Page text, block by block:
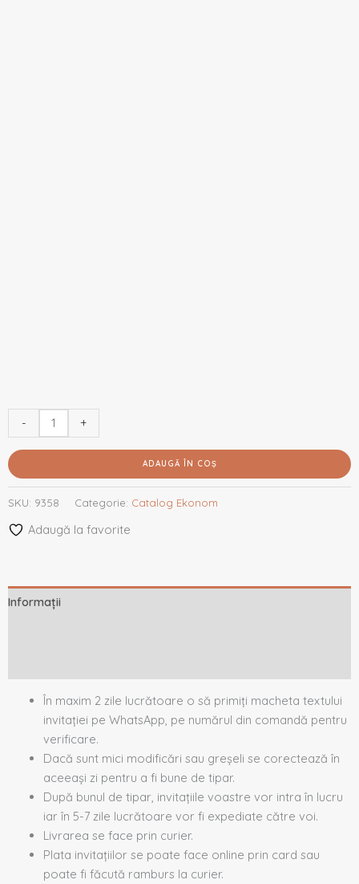
- +
ADAUGĂ ÎN COȘ
SKU: 9358 Categorie: Catalog Ekonom
Adaugă la favorite
Informații
În maxim 2 zile lucrătoare o să primiți macheta textului
invitației pe WhatsApp, pe numărul din comandă pentru
verificare.
Dacă sunt mici modificări sau greșeli se corectează în
aceeași zi pentru a fi bune de tipar.
După bunul de tipar, invitațiile voastre vor intra în lucru
iar în 5-7 zile lucrătoare vor fi expediate către voi.
Livrarea se face prin curier.
Plata invitațiilor se poate face online prin card sau
poate fi făcută ramburs la curier.